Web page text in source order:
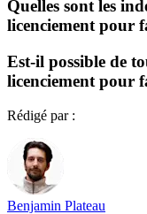
Quelles sont les
licenciement pour
Est-il possible de
licenciement pour
Rédigé par :
Benjamin Plateau